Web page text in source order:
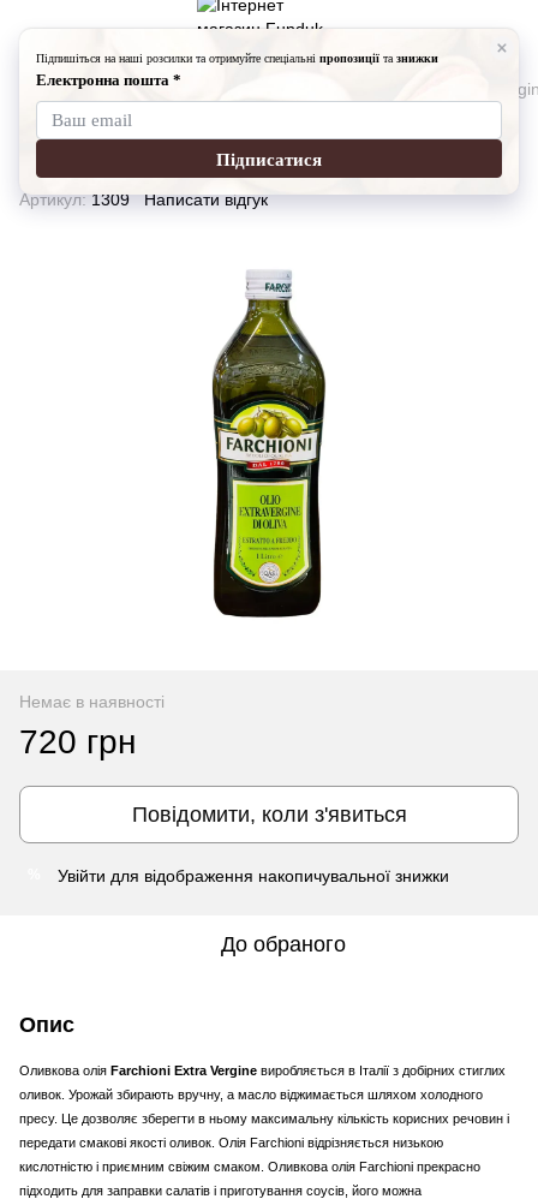
Бакалія Олія Оливкова олія Фарчіони (Farchioni Extra
Оливкова олія Фарчіони (Farchioni
Extra Vergine - 1л)
Артикул:1309 Написати відгук
Немає в наявності
720 грн
Повідомити, коли з'явиться
Увійти для відображення накопичувальної знижки
До обраного
Опис
Оливкова олія Farchioni Extra Vergine виробляється в Італії з добірних стиглих
оливок. Урожай збирають вручну, а масло віджимається шляхом холодного
пресу. Це дозволяє зберегти в ньому максимальну кількість корисних речовин і
передати смакові якості оливок. Олія Farchioni відрізняється низькою
кислотністю і приємним свіжим смаком. Оливкова олія Farchioni прекрасно
підходить для заправки салатів і приготування соусів, його можна